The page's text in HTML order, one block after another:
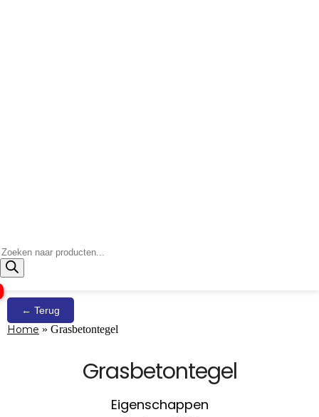
Producten
zoeken
← Terug
Home » Grasbetontegel
Grasbetontegel
Eigenschappen